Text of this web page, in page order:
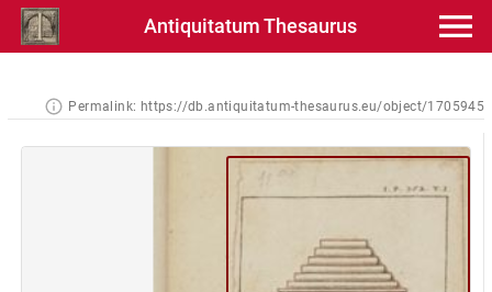
Antiquitatum Thesaurus
Permalink: https://db.antiquitatum-thesaurus.eu/object/1705945